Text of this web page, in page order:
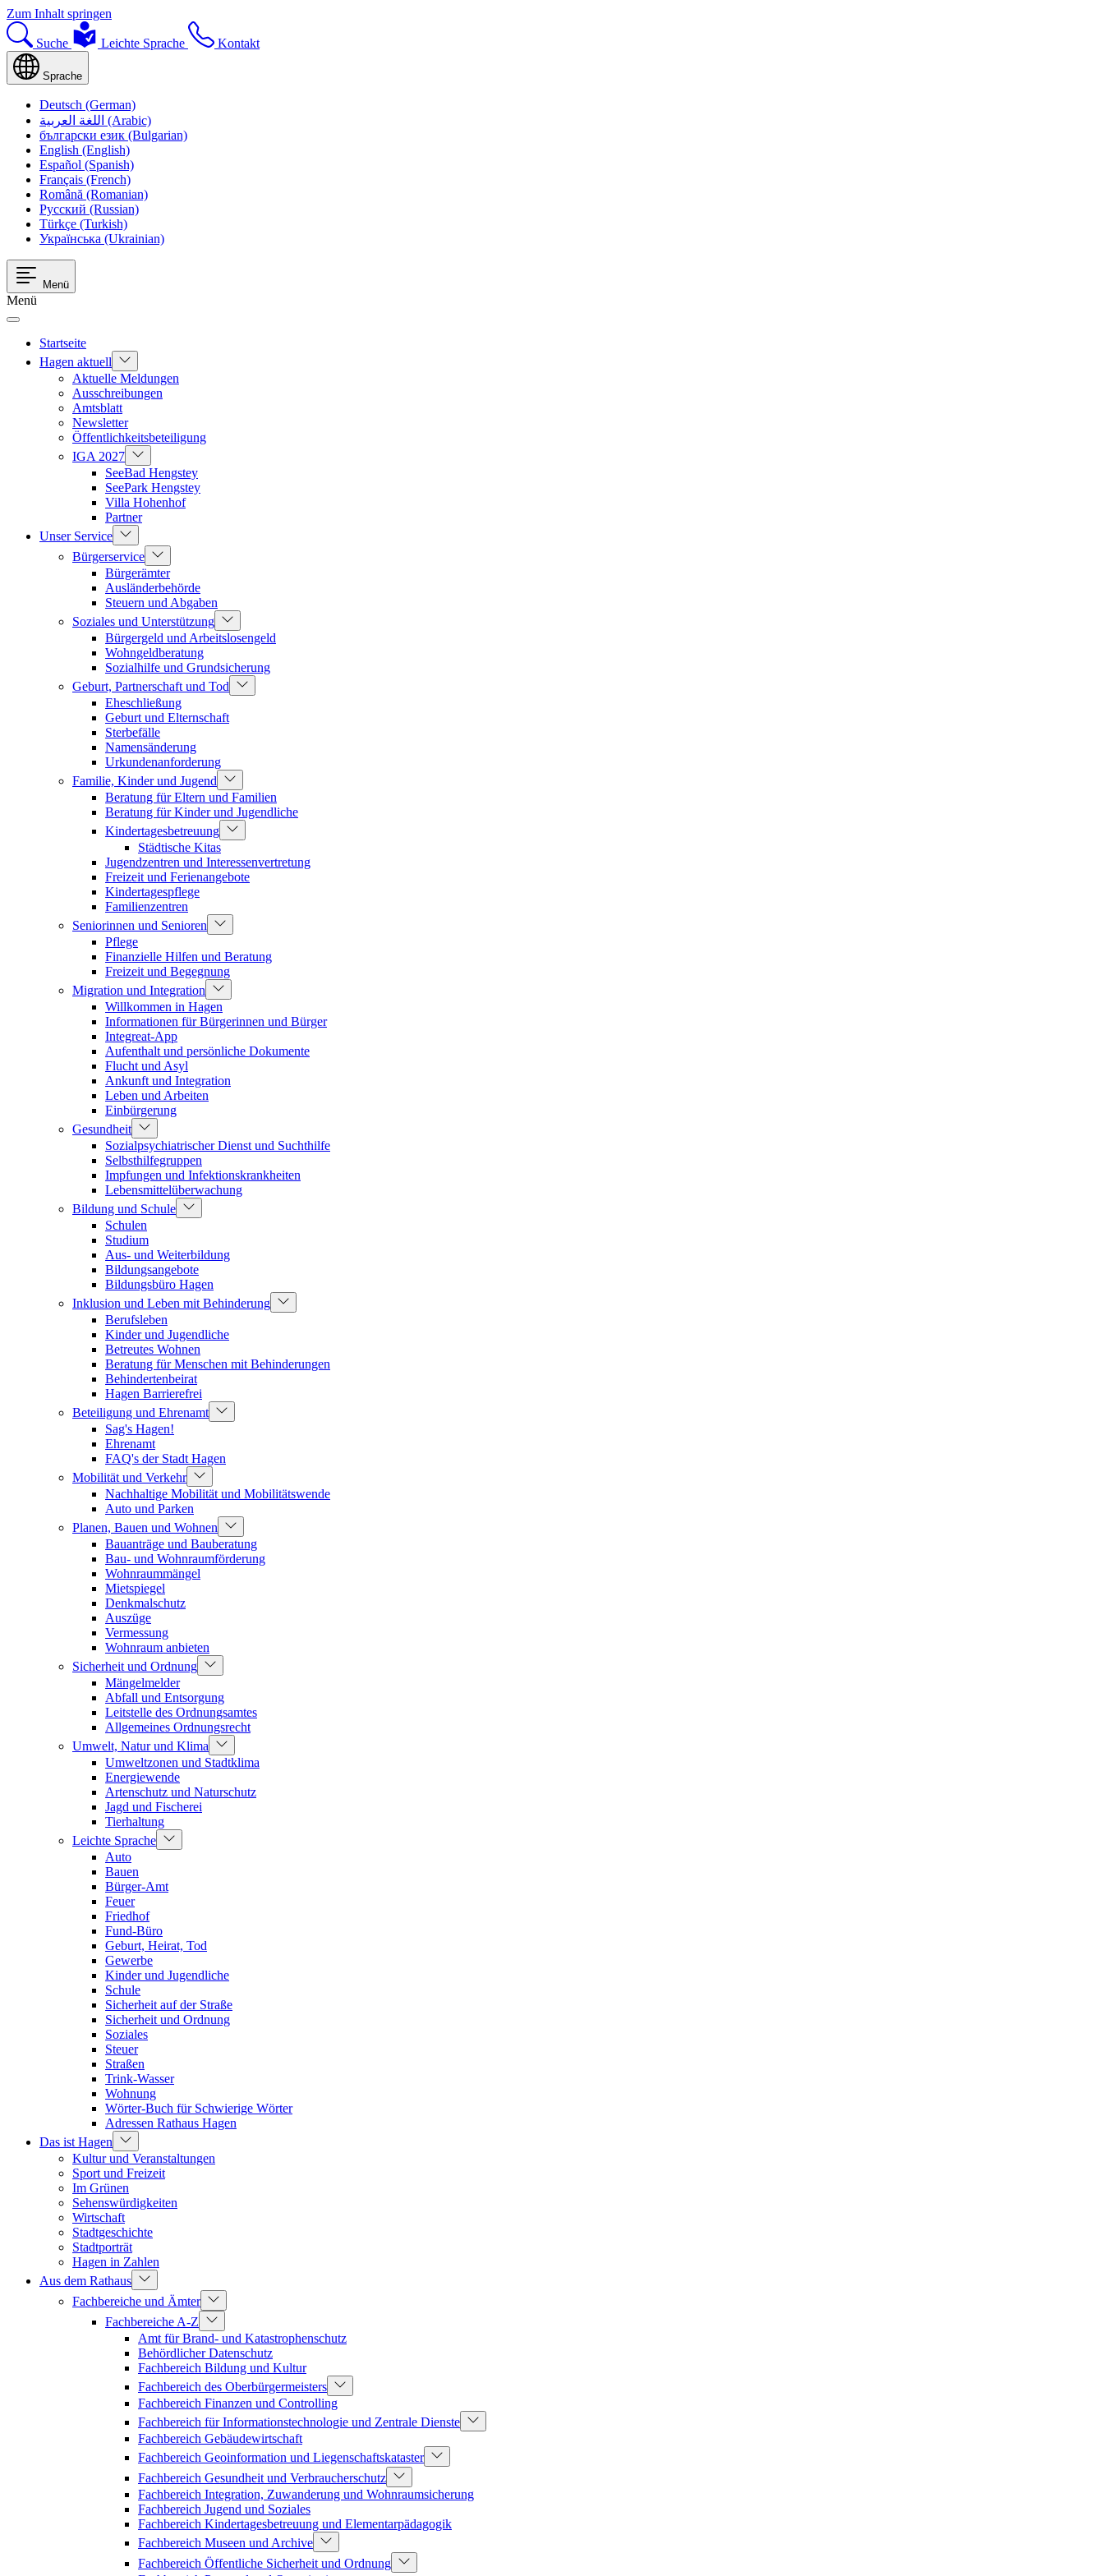
Zum Inhalt springen
Suche Leichte Sprache Kontakt
Sprache
Deutsch (German)
اللغة العربية (Arabic)
български език (Bulgarian)
English (English)
Español (Spanish)
Français (French)
Română (Romanian)
Русский (Russian)
Türkçe (Turkish)
Українська (Ukrainian)
Menü
Menü
Startseite
Hagen aktuell
Aktuelle Meldungen
Ausschreibungen
Amtsblatt
Newsletter
Öffentlichkeitsbeteiligung
IGA 2027
SeeBad Hengstey
SeePark Hengstey
Villa Hohenhof
Partner
Unser Service
Bürgerservice
Bürgerämter
Ausländerbehörde
Steuern und Abgaben
Soziales und Unterstützung
Bürgergeld und Arbeitslosengeld
Wohngeldberatung
Sozialhilfe und Grundsicherung
Geburt, Partnerschaft und Tod
Eheschließung
Geburt und Elternschaft
Sterbefälle
Namensänderung
Urkundenanforderung
Familie, Kinder und Jugend
Beratung für Eltern und Familien
Beratung für Kinder und Jugendliche
Kindertagesbetreuung
Städtische Kitas
Jugendzentren und Interessenvertretung
Freizeit und Ferienangebote
Kindertagespflege
Familienzentren
Seniorinnen und Senioren
Pflege
Finanzielle Hilfen und Beratung
Freizeit und Begegnung
Migration und Integration
Willkommen in Hagen
Informationen für Bürgerinnen und Bürger
Integreat-App
Aufenthalt und persönliche Dokumente
Flucht und Asyl
Ankunft und Integration
Leben und Arbeiten
Einbürgerung
Gesundheit
Sozialpsychiatrischer Dienst und Suchthilfe
Selbsthilfegruppen
Impfungen und Infektionskrankheiten
Lebensmittelüberwachung
Bildung und Schule
Schulen
Studium
Aus- und Weiterbildung
Bildungsangebote
Bildungsbüro Hagen
Inklusion und Leben mit Behinderung
Berufsleben
Kinder und Jugendliche
Betreutes Wohnen
Beratung für Menschen mit Behinderungen
Behindertenbeirat
Hagen Barrierefrei
Beteiligung und Ehrenamt
Sag's Hagen!
Ehrenamt
FAQ's der Stadt Hagen
Mobilität und Verkehr
Nachhaltige Mobilität und Mobilitätswende
Auto und Parken
Planen, Bauen und Wohnen
Bauanträge und Bauberatung
Bau- und Wohnraumförderung
Wohnraummängel
Mietspiegel
Denkmalschutz
Auszüge
Vermessung
Wohnraum anbieten
Sicherheit und Ordnung
Mängelmelder
Abfall und Entsorgung
Leitstelle des Ordnungsamtes
Allgemeines Ordnungsrecht
Umwelt, Natur und Klima
Umweltzonen und Stadtklima
Energiewende
Artenschutz und Naturschutz
Jagd und Fischerei
Tierhaltung
Leichte Sprache
Auto
Bauen
Bürger-Amt
Feuer
Friedhof
Fund-Büro
Geburt, Heirat, Tod
Gewerbe
Kinder und Jugendliche
Schule
Sicherheit auf der Straße
Sicherheit und Ordnung
Soziales
Steuer
Straßen
Trink-Wasser
Wohnung
Wörter-Buch für Schwierige Wörter
Adressen Rathaus Hagen
Das ist Hagen
Kultur und Veranstaltungen
Sport und Freizeit
Im Grünen
Sehenswürdigkeiten
Wirtschaft
Stadtgeschichte
Stadtporträt
Hagen in Zahlen
Aus dem Rathaus
Fachbereiche und Ämter
Fachbereiche A-Z
Amt für Brand- und Katastrophenschutz
Behördlicher Datenschutz
Fachbereich Bildung und Kultur
Fachbereich des Oberbürgermeisters
Fachbereich Finanzen und Controlling
Fachbereich für Informationstechnologie und Zentrale Dienste
Fachbereich Gebäudewirtschaft
Fachbereich Geoinformation und Liegenschaftskataster
Fachbereich Gesundheit und Verbraucherschutz
Fachbereich Integration, Zuwanderung und Wohnraumsicherung
Fachbereich Jugend und Soziales
Fachbereich Kindertagesbetreuung und Elementarpädagogik
Fachbereich Museen und Archive
Fachbereich Öffentliche Sicherheit und Ordnung